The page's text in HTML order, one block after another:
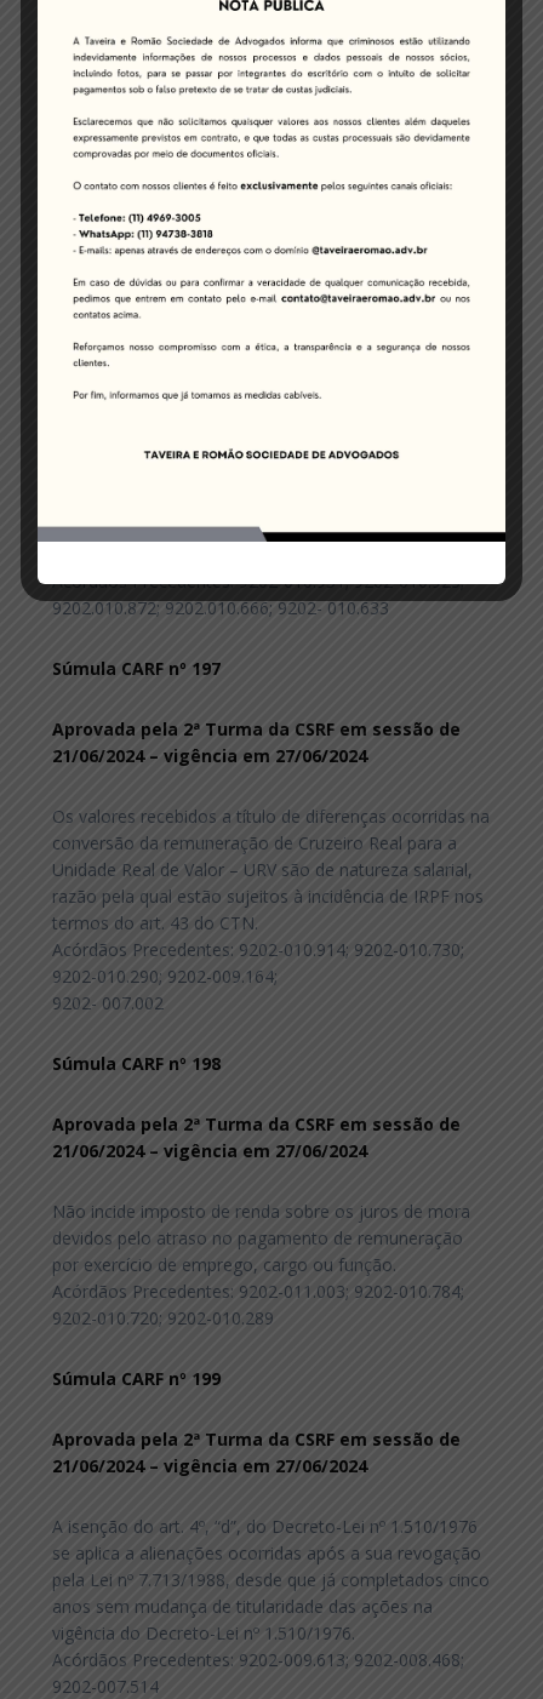
Súmula CARF nº 196
Aprovada pela 2ª Turma da CSRF em sessão de
21/06/2024 – vigência em 27/06/2024
No caso de multas por descumprimento de obrigação
principal, bem como de obrigação acessória pela falta
anteriores à vigência da Medida Provisória nº 449/2008,
a retroatividade benigna deve ser aferida da seguinte
forma: (i) em relação à obrigação principal, os valores
lançados sob amparo da antiga redação do art. 35 da
Lei nº 8.212/1991 deverão ser comparados com o que
seria devido nos termos da nova redação dada ao
mesmo art. 35 pela Medida Provisória nº 449/2008,
por descumprimento de obrigação acessória, os
ser comparados com o que seria devido nos termos do
Acórdãos Precedentes: 9202-010.951; 9202-010.923;
9202.010.872; 9202.010.666; 9202- 010.633
Súmula CARF nº 197
Aprovada pela 2ª Turma da CSRF em sessão de
21/06/2024 – vigência em 27/06/2024
Os valores recebidos a título de diferenças ocorridas na
conversão da remuneração de Cruzeiro Real para a
Unidade Real de Valor – URV são de natureza salarial,
razão pela qual estão sujeitos à incidência de IRPF nos
termos do art. 43 do CTN.
Acórdãos Precedentes: 9202-010.914; 9202-010.730;
9202-010.290; 9202-009.164;
9202- 007.002
Súmula CARF nº 198
Aprovada pela 2ª Turma da CSRF em sessão de
21/06/2024 – vigência em 27/06/2024
Não incide imposto de renda sobre os juros de mora
devidos pelo atraso no pagamento de remuneração
por exercício de emprego, cargo ou função.
Acórdãos Precedentes: 9202-011.003; 9202-010.784;
9202-010.720; 9202-010.289
Súmula CARF nº 199
Aprovada pela 2ª Turma da CSRF em sessão de
21/06/2024 – vigência em 27/06/2024
A isenção do art. 4º, “d”, do Decreto-Lei nº 1.510/1976
se aplica a alienações ocorridas após a sua revogação
pela Lei nº 7.713/1988, desde que já completados cinco
anos sem mudança de titularidade das ações na
vigência do Decreto-Lei nº 1.510/1976.
Acórdãos Precedentes: 9202-009.613; 9202-008.468;
9202-007.514